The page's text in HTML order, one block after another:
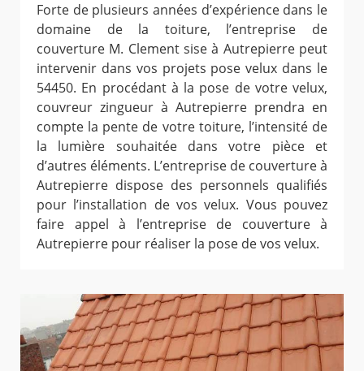
Forte de plusieurs années d’expérience dans le
domaine de la toiture, l’entreprise de
couverture M. Clement sise à Autrepierre peut
intervenir dans vos projets pose velux dans le
54450. En procédant à la pose de votre velux,
couvreur zingueur à Autrepierre prendra en
compte la pente de votre toiture, l’intensité de
la lumière souhaitée dans votre pièce et
d’autres éléments. L’entreprise de couverture à
Autrepierre dispose des personnels qualifiés
pour l’installation de vos velux. Vous pouvez
faire appel à l’entreprise de couverture à
Autrepierre pour réaliser la pose de vos velux.